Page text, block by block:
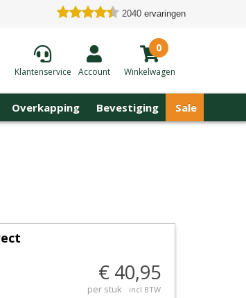
2040 ervaringen
Klantenservice Account
0
Winkelwagen
Overkapping Bevestiging Sale
€ 40,95
per stuk incl BTW